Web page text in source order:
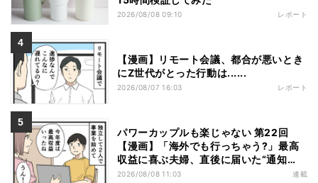
2026/08/08 09:10 レポート
【漫画】リモート会議、都合が悪いとき
にZ世代がとった行動は......
2026/08/07 16:03 レポート
パワーカップルも楽じゃない 第22回
【漫画】「海外でも行っちゃう?」最高
収益に喜ぶ夫婦、直後に届いた“通知
書”で現実に戻された
2026/08/08 11:03 連載